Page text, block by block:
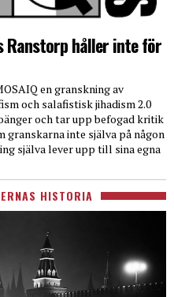
Ranstorp håller inte för
en granskning av
och salafistisk jihadism 2.0
och tar upp befogad kritik
inte själva på någon
själva lever upp till sina egna
HISTORIA